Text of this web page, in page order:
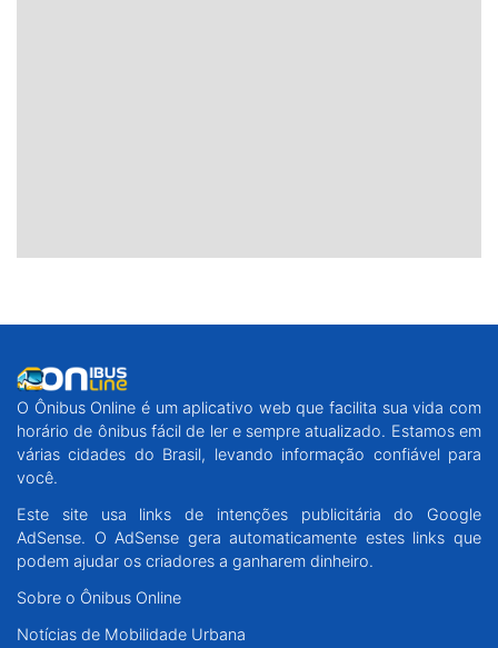
O Ônibus Online é um aplicativo web que facilita sua vida com
horário de ônibus fácil de ler e sempre atualizado. Estamos em
várias cidades do Brasil, levando informação confiável para
você.
Este site usa links de intenções publicitária do Google
AdSense. O AdSense gera automaticamente estes links que
podem ajudar os criadores a ganharem dinheiro.
Sobre o Ônibus Online
Notícias de Mobilidade Urbana